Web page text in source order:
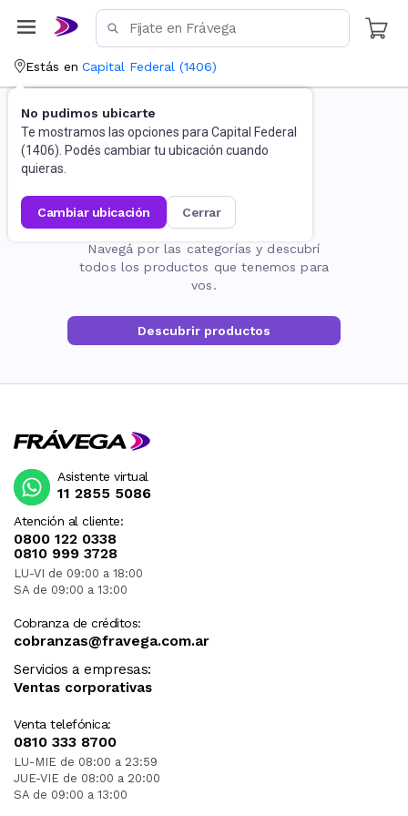
Estás en Capital Federal (1406)
No pudimos ubicarte
Te mostramos las opciones para Capital Federal
(1406). Podés cambiar tu ubicación cuando
quieras.
cambiar ubicación cerrar
La página no existe
Navegá por las categorías y descubrí
todos los productos que tenemos para
vos.
Descubrir productos
Atención al cliente:
0800 122 0338
0810 999 3728
LU-VI de 09:00 a 18:00
SA de 09:00 a 13:00
Cobranza de créditos:
cobranzas@fravega.com.ar
Servicios a empresas:
Ventas corporativas
Venta telefónica:
0810 333 8700
LU-MIE de 08:00 a 23:59
JUE-VIE de 08:00 a 20:00
SA de 09:00 a 13:00
Asistente virtual
11 2855 5086